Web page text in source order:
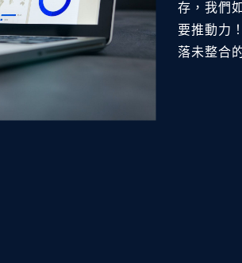
存，我們
要推動力
落未整合